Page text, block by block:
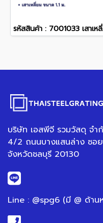
รหัส
บริษัท เอสพีจี รวมวัสดุ จำ
4/2 ถนนบางแสนล่าง ซอ
จังหวัดชลบุรี 20130
Line : @spg6 (มี @ ด้าน